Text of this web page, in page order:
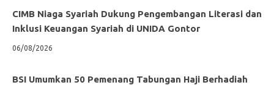
CIMB Niaga Syariah Dukung Pengembangan Literasi dan
Inklusi Keuangan Syariah di UNIDA Gontor
06/08/2026
BSI Umumkan 50 Pemenang Tabungan Haji Berhadiah